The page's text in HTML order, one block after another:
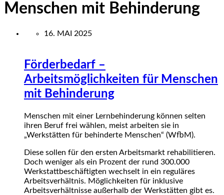
Menschen mit Behinderung
16. MAI 2025
Förderbedarf –
Arbeitsmöglichkeiten für Menschen
mit Behinderung
Menschen mit einer Lernbehinderung können selten
ihren Beruf frei wählen, meist arbeiten sie in
„Werkstätten für behinderte Menschen“ (WfbM).
Diese sollen für den ersten Arbeitsmarkt rehabilitieren.
Doch weniger als ein Prozent der rund 300.000
Werkstattbeschäftigten wechselt in ein reguläres
Arbeitsverhältnis. Möglichkeiten für inklusive
Arbeitsverhältnisse außerhalb der Werkstätten gibt es.